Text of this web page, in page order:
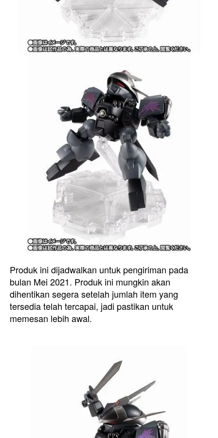
Produk ini dijadwalkan untuk pengiriman pada
bulan Mei 2021. Produk ini mungkin akan
dihentikan segera setelah jumlah item yang
tersedia telah tercapai, jadi pastikan untuk
memesan lebih awal.